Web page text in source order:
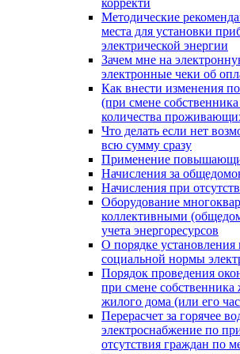
корректи
Методические
места для установки
электрической энергии
Зачем мне на
электронные чеки об
Как внести изменения
(при смене
количества
Что делать если нет
всю сумму сразу
Применение
Начисления за
Начисления при
Оборудование
коллективными
учета энергоресурсов
О порядке
социальной нормы
Порядок проведения
при смене
жилого дома (или его
Перерасчет за горячее
электроснабжение по
отсутствия граждан по